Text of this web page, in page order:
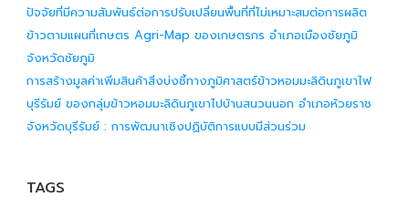
ปัจจัยที่มีความสัมพันธ์ต่อการปรับเปลี่ยนพื้นที่ที่ไม่เหมาะสมต่อการผลิต
ข้าวตามแผนที่เกษตร Agri-Map ของเกษตรกร อำเภอเมืองชัยภูมิ
จังหวัดชัยภูมิ
การสร้างมูลค่าเพิ่มสินค้าสิ่งบ่งชี้ทางภูมิศาสตร์ข้าวหอมมะลิดินภูเขาไฟ
บุรีรัมย์ ของกลุ่มข้าวหอมมะลิดินภูเขาไปบ้านสนวนนอก อำเภอห้วยราช
จังหวัดบุรีรัมย์ : การพัฒนาเชิงปฏิบัติการแบบมีส่วนร่วม
TAGS